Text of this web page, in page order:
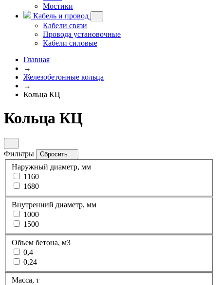
Мостики
Кабель и провод
Кабели связи
Провода установочные
Кабели силовые
Главная
→
Железобетонные кольца
→
Кольца КЦ
Кольца КЦ
Фильтры Сбросить
Наружный диаметр, мм
1160
1680
Внутренний диаметр, мм
1000
1500
Объем бетона, м3
0,4
0,24
Масса, т